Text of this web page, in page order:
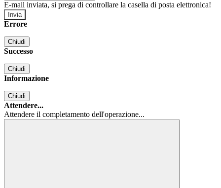
E-mail inviata, si prega di controllare la casella di posta elettronica!
Errore
Chiudi
Successo
Chiudi
Informazione
Chiudi
Attendere...
Attendere il completamento dell'operazione...